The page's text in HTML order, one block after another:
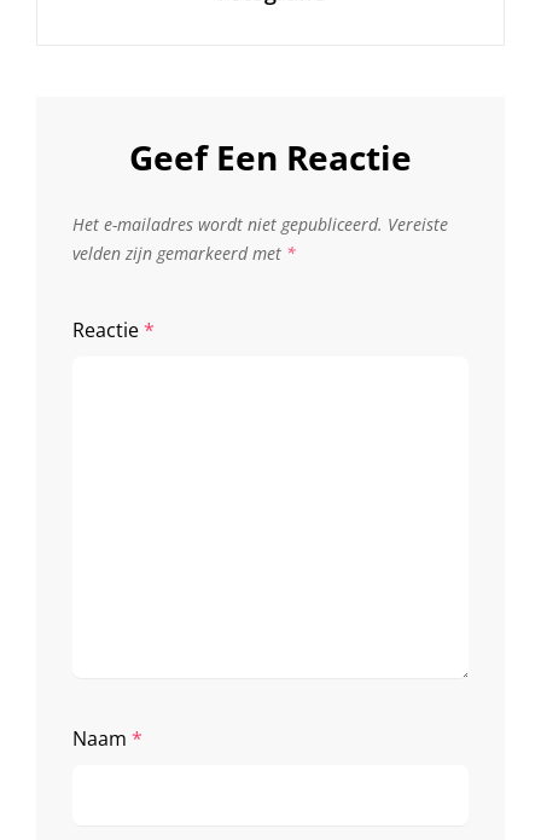
Geef Een Reactie
Het e-mailadres wordt niet gepubliceerd. Vereiste
velden zijn gemarkeerd met *
Reactie*
Naam *